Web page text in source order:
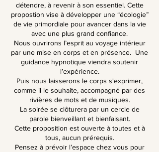
détendre, à revenir à son essentiel. Cette
propostion vise à développer une “écologie”
de vie primordiale pour avancer dans la vie
avec une plus grand confiance.
Nous ouvrirons l’esprit au voyage intérieur
par une mise en corps et en présence. Une
guidance hypnotique viendra soutenir
l’expérience.
Puis nous laisserons le corps s'exprimer,
comme il le souhaite, accompagné par des
rivières de mots et de musiques.
La soirée se clôturera par un cercle de
parole bienveillant et bienfaisant.
Cette proposition est ouverte à toutes et à
tous, aucun prérequis.
Pensez à prévoir l’espace chez vous pour